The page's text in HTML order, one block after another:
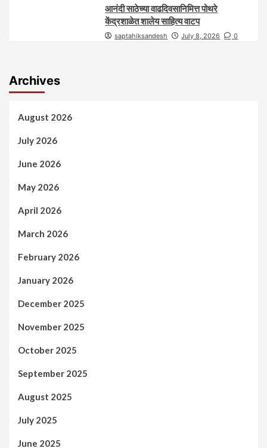
आनंदी साठेच्या वाढदिवसानिमित्त पोथरे
केंद्रशाळेत शालेय साहित्य वाटप
saptahiksandesh July 8, 2026 0
Archives
August 2026
July 2026
June 2026
May 2026
April 2026
March 2026
February 2026
January 2026
December 2025
November 2025
October 2025
September 2025
August 2025
July 2025
June 2025